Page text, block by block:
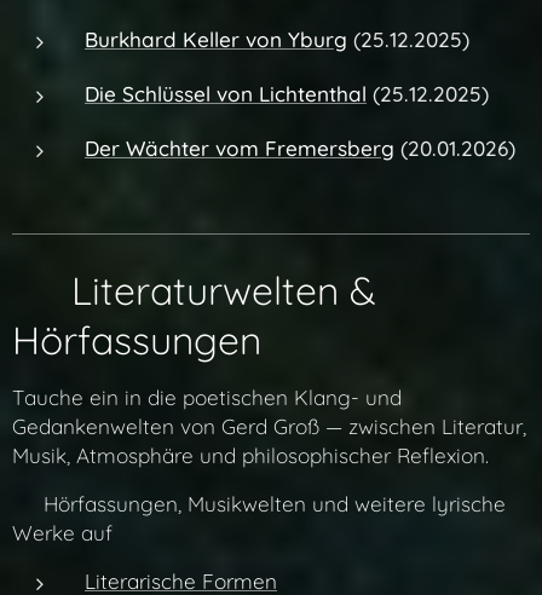
Burkhard Keller von Yburg (25.12.2025)
Die Schlüssel von Lichtenthal (25.12.2025)
Der Wächter vom Fremersberg (20.01.2026)
✨ Literaturwelten &
Hörfassungen
Tauche ein in die poetischen Klang- und
Gedankenwelten von Gerd Groß — zwischen Literatur,
Musik, Atmosphäre und philosophischer Reflexion.
👉 Hörfassungen, Musikwelten und weitere lyrische
Werke auf
Literarische Formen